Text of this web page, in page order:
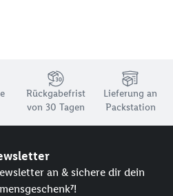
Rückgabefrist
von 30 Tagen
Lieferung an
Packstation
an & sichere dir dein